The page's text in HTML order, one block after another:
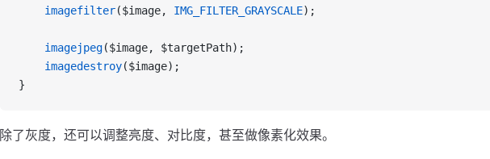
    imagefilter
($image, IMG_FILTER_GRAYSCALE);
    imagejpeg
($image, $targetPath);
    imagedestroy
($image);
}
除了灰度，还可以调整亮度、对比度，甚至做像素化效果。